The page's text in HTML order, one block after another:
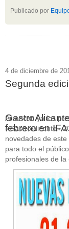
Publicado por
4 de diciembre de
Segunda
febrero en IFA
Arrancan ya los
«GastroAlicante»
novedades de
para todo el
profesionales de la